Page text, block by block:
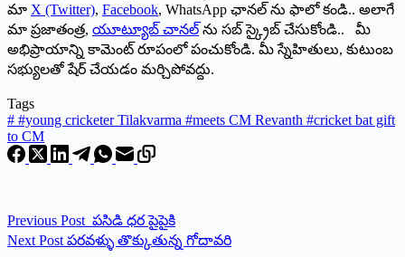
మా X (Twitter), Facebook, WhatsApp ఛానల్ ను ఫాలో కండి.. అలాగే
మా ప్రజాతంత్ర, యూట్యూబ్ చానల్ ను సబ్ స్క్రైబ్ చేసుకోండి.. మీ
అభిప్రాయాన్ని కామెంట్ రూపంలో పంచుకోండి. మీ స్నేహితులు, కుటుంబ
సభ్యులతో షేర్ చేయడం మర్చిపోవద్దు.
Tags
# #young cricketer Tilakvarma #meets CM Revanth #cricket bat gift
to CM
Previous Post ప‌సిడి ధ‌ర పైపైకి
Next Post పరవళ్ళు తొక్కుతున్న‌ గోదావరి